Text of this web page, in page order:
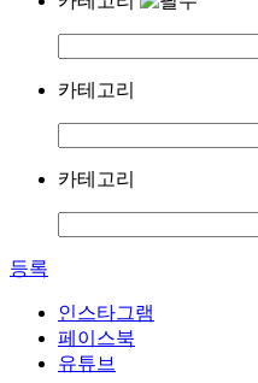
카테고리
카테고리
등록
인스타그램
페이스북
유튜브